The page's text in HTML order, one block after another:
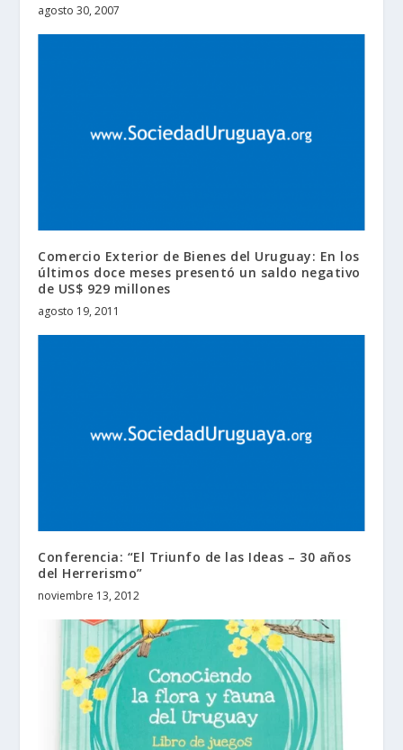
agosto 30, 2007
Comercio Exterior de Bienes del Uruguay: En los
últimos doce meses presentó un saldo negativo
de US$ 929 millones
agosto 19, 2011
Conferencia: “El Triunfo de las Ideas – 30 años
del Herrerismo”
noviembre 13, 2012